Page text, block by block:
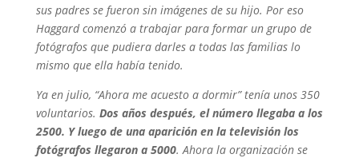
sus padres se fueron sin imágenes de su hijo. Por eso
Haggard comenzó a trabajar para formar un grupo de
fotógrafos que pudiera darles a todas las familias lo
mismo que ella había tenido.
Ya en julio, “Ahora me acuesto a dormir” tenía unos 350
voluntarios. Dos años después, el número llegaba a los
2500. Y luego de una aparición en la televisión los
fotógrafos llegaron a 5000. Ahora la organización se